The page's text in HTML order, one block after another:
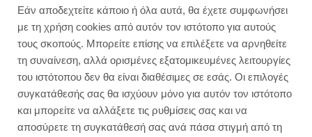
DINNER
Mushroom burger | Ready in 5-
10 minutes
Εάν αποδεχτείτε κάποιο ή όλα αυτά, θα έχετε συμφωνήσει
με τη χρήση cookies από αυτόν τον ιστότοπο για αυτούς
τους σκοπούς. Μπορείτε επίσης να επιλέξετε να αρνηθείτε
τη συναίνεση, αλλά ορισμένες εξατομικευμένες λειτουργίες
του ιστότοπου δεν θα είναι διαθέσιμες σε εσάς. Οι επιλογές
συγκατάθεσής σας θα ισχύουν μόνο για αυτόν τον ιστότοπο
και μπορείτε να αλλάξετε τις ρυθμίσεις σας και να
αποσύρετε τη συγκατάθεσή σας ανά πάσα στιγμή από τη